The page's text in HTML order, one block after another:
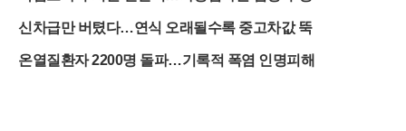
신차급만 버텼다…연식 오래될수록 중고차값 뚝
온열질환자 2200명 돌파…기록적 폭염 인명피해